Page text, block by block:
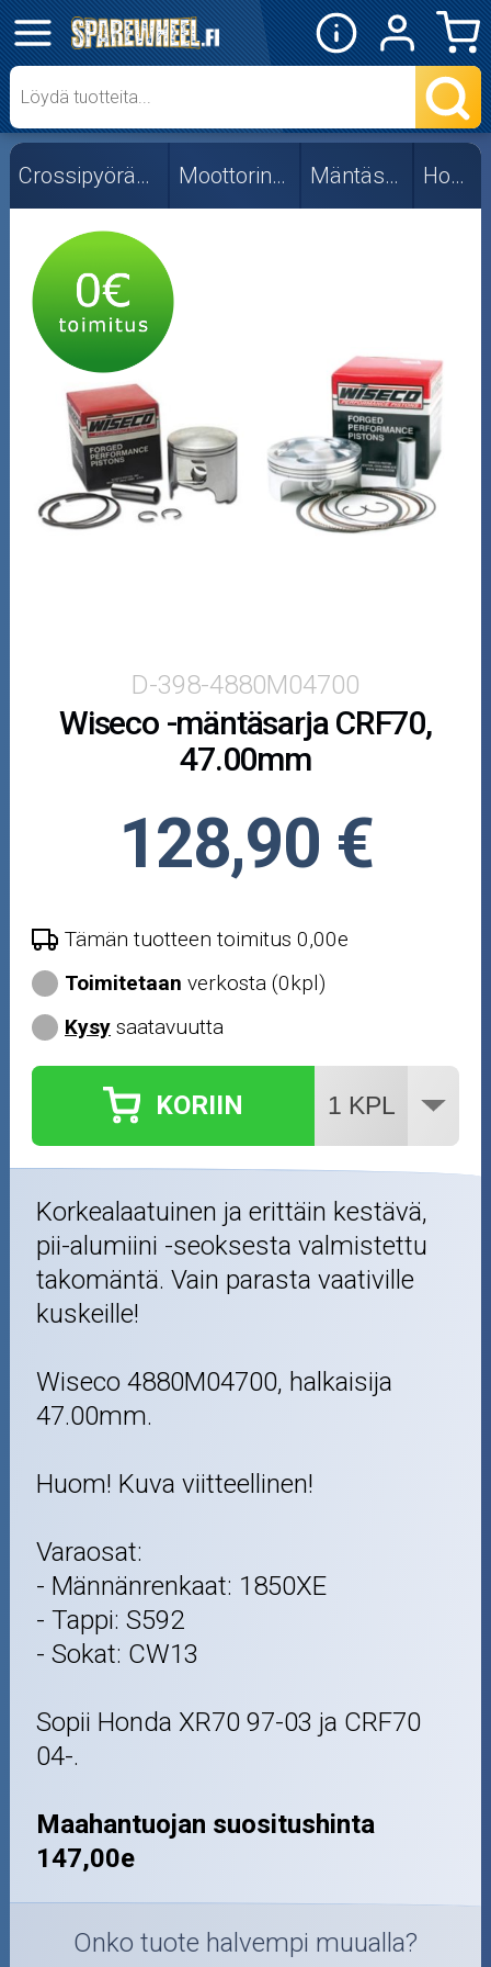
✕
Mopon osat
Skootterin osat
Crossipyörän osat
Moottoripyörän osat
Moottorikelkan osat
Mopoauton osat
Mönkijän osat
Puutarha ja metsä
Öljyt ja kemikaalit
Outlet-tuotteet
Crossipyörän osat Moottorin osat Mäntäsarjat Honda
D-398-4880M04700
Wiseco -mäntäsarja CRF70,
47.00mm
128,90 €
Tämän tuotteen toimitus 0,00e
Toimitetaan verkosta (0kpl)
Kysy saatavuutta
KORIIN
Korkealaatuinen ja erittäin kestävä,
pii-alumiini -seoksesta valmistettu
takomäntä. Vain parasta vaativille
kuskeille!
Wiseco 4880M04700, halkaisija
47.00mm.
Huom! Kuva viitteellinen!
Varaosat:
- Männänrenkaat: 1850XE
- Tappi: S592
- Sokat: CW13
Sopii Honda XR70 97-03 ja CRF70
04-.
Maahantuojan suositushinta
147,00e
Onko tuote halvempi muualla?